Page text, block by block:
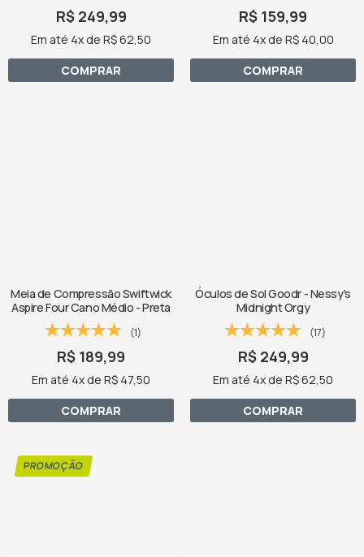
R$ 249,99
Em até 4x de R$ 62,50
COMPRAR
R$ 159,99
Em até 4x de R$ 40,00
COMPRAR
Meia de Compressão Swiftwick
Aspire Four Cano Médio - Preta
(1)
R$ 189,99
Em até 4x de R$ 47,50
COMPRAR
Óculos de Sol Goodr - Nessy's
Midnight Orgy
(17)
R$ 249,99
Em até 4x de R$ 62,50
COMPRAR